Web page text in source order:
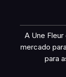
A Une
mercado
para